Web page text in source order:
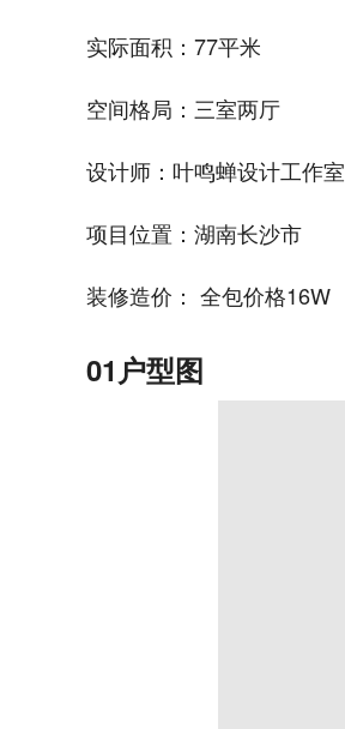
实际面积：77平米
空间格局：三室两厅
设计师：叶鸣蝉设计工作室
项目位置：湖南长沙市
装修造价： 全包价格16W
01户型图